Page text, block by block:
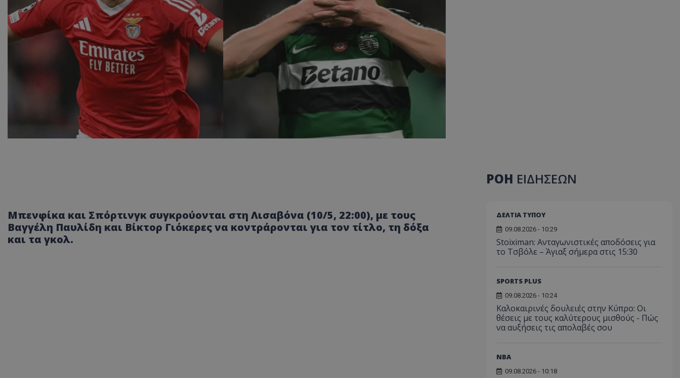
Μπενφίκα και Σπόρτινγκ συγκρούονται στη Λισαβόνα (10/5, 22:00), με τους
Βαγγέλη Παυλίδη και Βίκτορ Γιόκερες να κοντράρονται για τον τίτλο, τη δόξα
και τα γκολ.
ΡΟΗ ΕΙΔΗΣΕΩΝ
ΔΕΛΤΙΑ ΤΥΠΟΥ
09.08.2026 - 10:29
Stoiximan: Ανταγωνιστικές αποδόσεις για
το Τσβόλε – Άγιαξ σήμερα στις 15:30
SPORTS PLUS
09.08.2026 - 10:24
Καλοκαιρινές δουλειές στην Κύπρο: Οι
θέσεις με τους καλύτερους μισθούς - Πώς
να αυξήσεις τις απολαβές σου
NBA
09.08.2026 - 10:18